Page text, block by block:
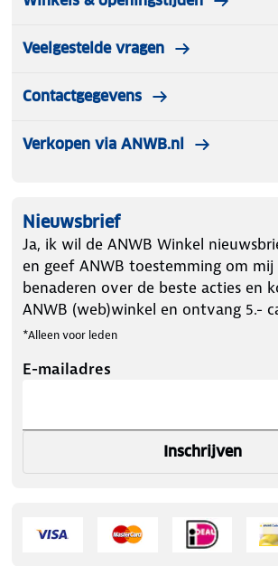
Veelgestelde vragen
Contactgegevens
Verkopen via ANWB.nl
Nieuwsbrief
Ja, ik wil de ANWB Winkel
en geef ANWB toestemming om
benaderen over de beste acties en
ANWB (web)winkel en ontvang 5.-
*Alleen voor leden
E-mailadres
Inschrijven